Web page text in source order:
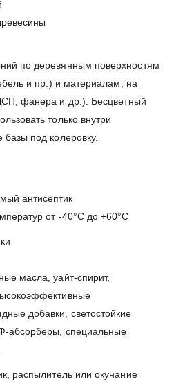
по деревянным поверхностям
и пр.) и материалам, на
фанера и др.). Бесцветный
только внутри
под колеровку.
антисептик
от -40°С до +60°С
масла, уайт-спирит,
добавки, светостойкие
абсорберы, специальные
распылитель или окунание